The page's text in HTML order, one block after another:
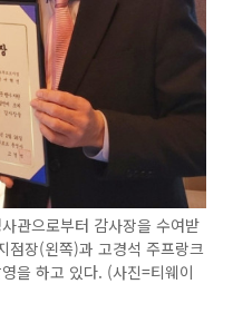
관으로부터 감사장을 수여받
점장(왼쪽)과 고경석 주프랑크
을 하고 있다. (사진=티웨이